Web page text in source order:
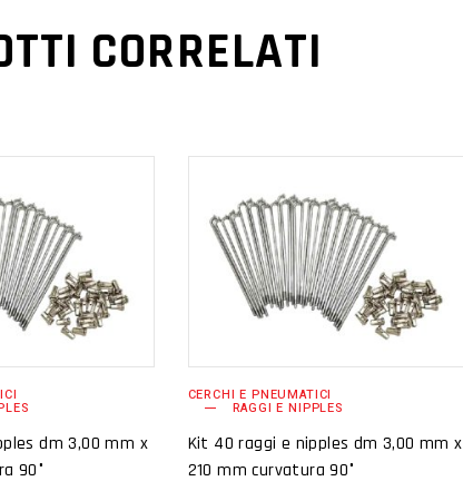
CORRELATI
AL
dm 3,00 mm x
90°
AGGIUNGI AL
CARRELLO
CERCHI E PNEUMATICI
RAGGI E NIPPLES
Kit 40 raggi e nipples dm 3,00 mm x
210 mm curvatura 90°